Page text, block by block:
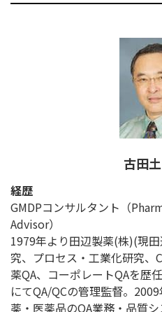
古田
経歴
GMDPコンサルタント（
Advisor）
1979年より田辺製薬(株)(現
究、プロセス・工業化研究、
薬QA、コーポレートQAを歴
にてQA/QCの管理監督。
薬・医薬品のQA業務・品質